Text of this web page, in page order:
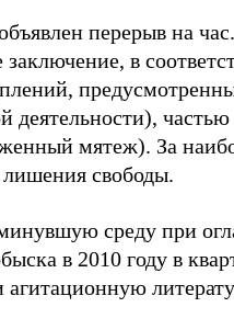
перерыв на
в
деятельности),
мятеж). За
лишения свободы.
среду при
в 2010 году в